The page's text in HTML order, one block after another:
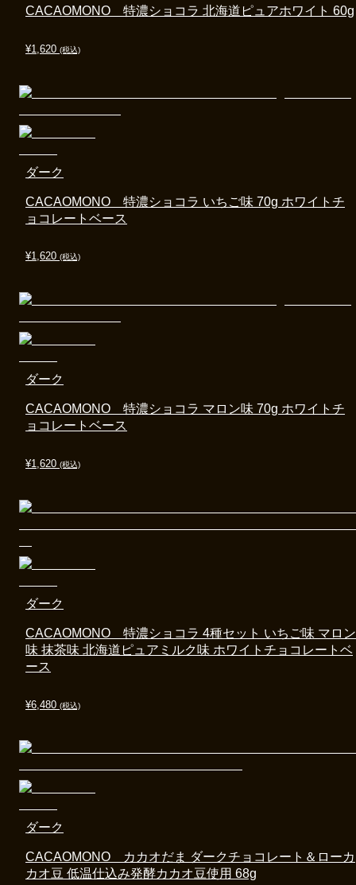
¥1,620 (税込)
CACAOMONO 特濃ショコラ 北海道ピュアホワイト 60g
¥1,620 (税込)
CACAOMONO 特濃ショコラ いちご味 70g ホワイトチ
ョコレートベース
ダーク
¥1,620 (税込)
CACAOMONO 特濃ショコラ マロン味 70g ホワイトチ
ョコレートベース
ダーク
¥6,480 (税込)
CACAOMONO 特濃ショコラ 4種セット いちご味 マロン
味 抹茶味 北海道ピュアミルク味 ホワイトチョコレートベ
ース
ダーク
CACAOMONO カカオだま ダークチョコレート＆ローカ
カオ豆 低温仕込み発酵カカオ豆使用 68g
ダーク